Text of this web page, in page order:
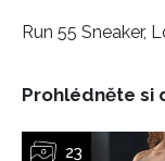
Run 55 Sneaker,
Prohlédněte si